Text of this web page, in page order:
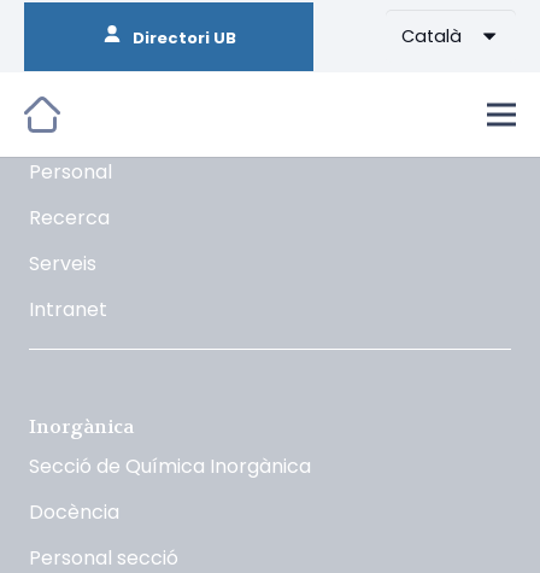
Directori UB Català
Orgànica
La Secció
Docència
Personal
Recerca
Serveis
Intranet
Inorgànica
Secció de Química Inorgànica
Docència
Personal secció